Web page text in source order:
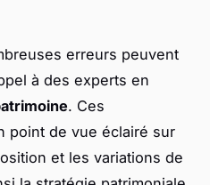
erreurs peuvent
à des experts en
. Ces
point de vue éclairé sur
et les variations de